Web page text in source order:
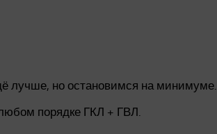
лучше, но остановимся на минимуме.
порядке ГКЛ + ГВЛ.